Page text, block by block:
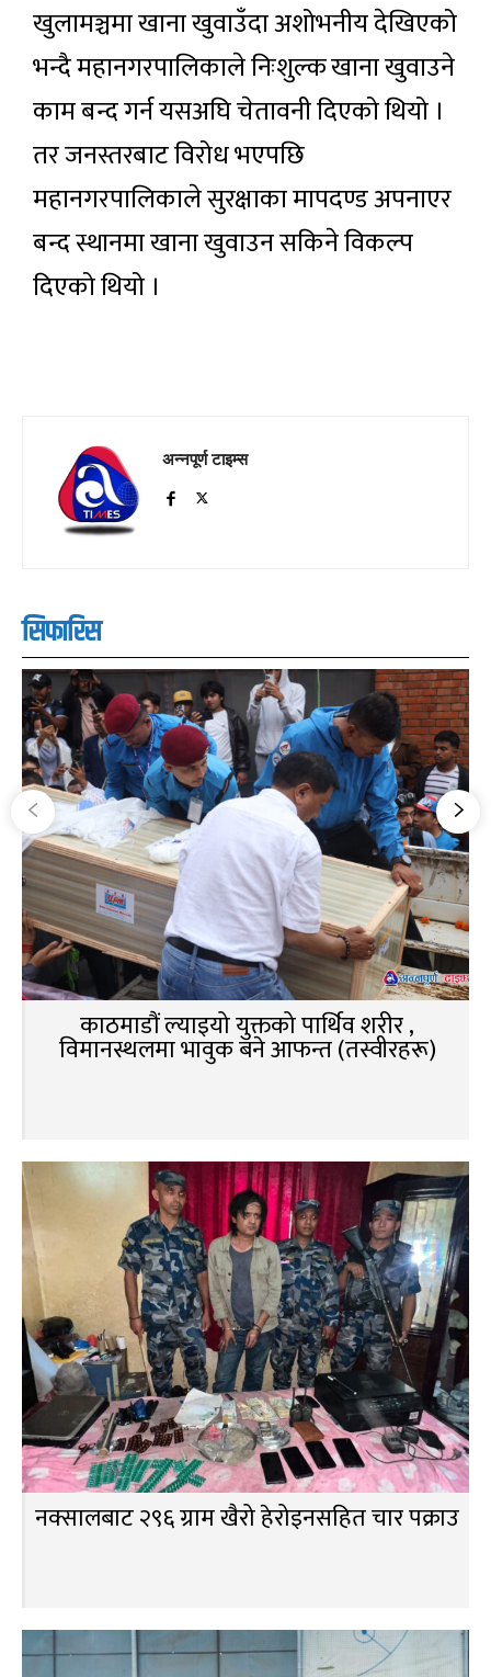
खुलामञ्चमा खाना खुवाउँदा अशोभनीय देखिएको
भन्दै महानगरपालिकाले निःशुल्क खाना खुवाउने
काम बन्द गर्न यसअघि चेतावनी दिएको थियो ।
तर जनस्तरबाट विरोध भएपछि
महानगरपालिकाले सुरक्षाका मापदण्ड अपनाएर
बन्द स्थानमा खाना खुवाउन सकिने विकल्प
दिएको थियो ।
अन्नपूर्ण टाइम्स
सिफारिस
काठमाडौं ल्याइयो युक्तको पार्थिव शरीर ,
विमानस्थलमा भावुक बने आफन्त (तस्वीरहरू)
नक्सालबाट २९६ ग्राम खैरो हेरोइनसहित चार पक्राउ